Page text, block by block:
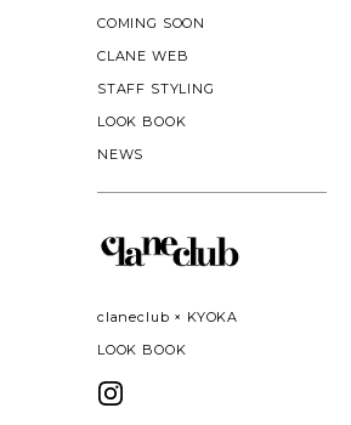
COMING SOON
CLANE WEB
STAFF STYLING
LOOK BOOK
NEWS
claneclub × KYOKA
LOOK BOOK